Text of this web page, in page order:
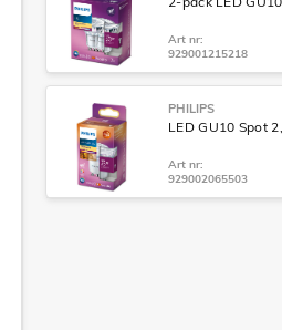
Art nr:
929001215218
PHILIPS
LED GU10 Spot
Art nr:
929002065503